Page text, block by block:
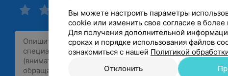
Вы можете настроить параметры
cookie или изменить свое согласие в
Для получения дополнительной
сроках и порядке использования файлов
ознакомиться с нашей Политикой
Отклонить